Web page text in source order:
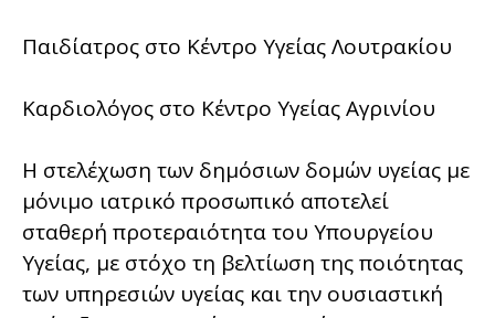
Παιδίατρος στο Κέντρο Υγείας Λουτρακίου
Καρδιολόγος στο Κέντρο Υγείας Αγρινίου
Η στελέχωση των δημόσιων δομών υγείας με
μόνιμο ιατρικό προσωπικό αποτελεί
σταθερή προτεραιότητα του Υπουργείου
Υγείας, με στόχο τη βελτίωση της ποιότητας
των υπηρεσιών υγείας και την ουσιαστική